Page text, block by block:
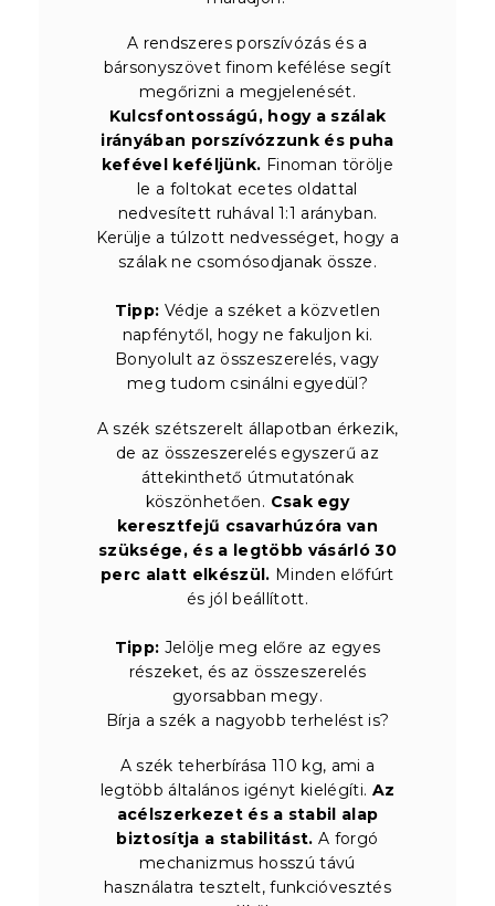
A rendszeres porszívózás és a
bársonyszövet finom kefélése segít
megőrizni a megjelenését.
Kulcsfontosságú, hogy a szálak
irányában porszívózzunk és puha
kefével keféljünk. Finoman törölje
le a foltokat ecetes oldattal
nedvesített ruhával 1:1 arányban.
Kerülje a túlzott nedvességet, hogy a
szálak ne csomósodjanak össze.
Tipp: Védje a széket a közvetlen
napfénytől, hogy ne fakuljon ki.
Bonyolult az összeszerelés, vagy
meg tudom csinálni egyedül?
A szék szétszerelt állapotban érkezik,
de az összeszerelés egyszerű az
áttekinthető útmutatónak
köszönhetően. Csak egy
keresztfejű csavarhúzóra van
szüksége, és a legtöbb vásárló 30
perc alatt elkészül. Minden előfúrt
és jól beállított.
Tipp: Jelölje meg előre az egyes
részeket, és az összeszerelés
gyorsabban megy.
Bírja a szék a nagyobb terhelést is?
A szék teherbírása 110 kg, ami a
legtöbb általános igényt kielégíti. Az
acélszerkezet és a stabil alap
biztosítja a stabilitást. A forgó
mechanizmus hosszú távú
használatra tesztelt, funkcióvesztés